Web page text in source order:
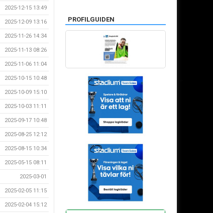
2025-12-15 13:49
2025-12-09 13:16
2025-11-26 14:34
2025-11-13 08:26
2025-11-06 11:04
2025-10-15 10:48
2025-10-09 15:10
2025-10-03 11:11
2025-09-17 10:48
2025-08-25 12:12
2025-08-15 10:34
2025-05-15 08:11
2025-03-01
2025-02-05 11:15
2025-02-04 15:12
PROFILGUIDEN